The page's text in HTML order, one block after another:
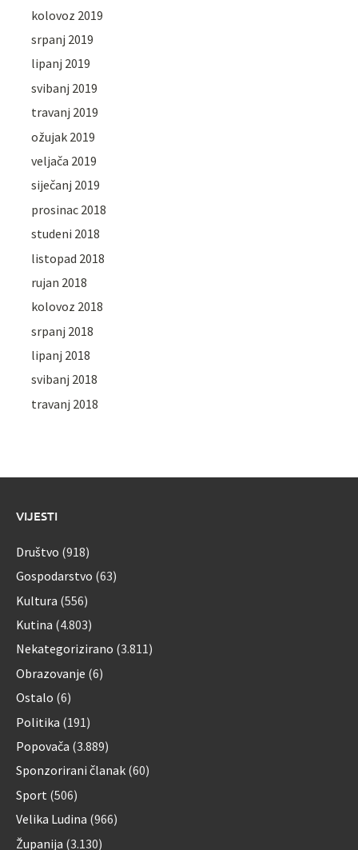
kolovoz 2019
srpanj 2019
lipanj 2019
svibanj 2019
travanj 2019
ožujak 2019
veljača 2019
siječanj 2019
prosinac 2018
studeni 2018
listopad 2018
rujan 2018
kolovoz 2018
srpanj 2018
lipanj 2018
svibanj 2018
travanj 2018
VIJESTI
Društvo (918)
Gospodarstvo (63)
Kultura (556)
Kutina (4.803)
Nekategorizirano (3.811)
Obrazovanje (6)
Ostalo (6)
Politika (191)
Popovača (3.889)
Sponzorirani članak (60)
Sport (506)
Velika Ludina (966)
Županija (3.130)